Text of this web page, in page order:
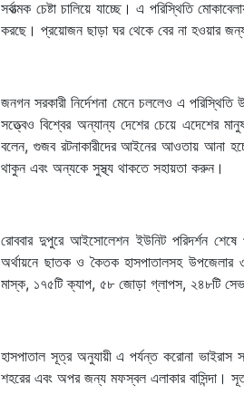
সর্বাত্মক চেষ্টা চালিয়ে যাচ্ছে। এ পরিস্থিতি
করছে। প্রয়োজন ছাড়া ঘর থেকে বের না হওয়ার
জনগন সরকারী নির্দেশনা মেনে চললেও এ
সত্ত্বেও বিশ্বের অন্যান্য দেশের চেয়ে এদেশের
বলেন, গুজব রটনাকারীদের আইনের আওতায় আনা
থাকুন এবং অন্যকে সুস্থ্য থাকতে সহায়তা করুন।
রোববার দুপুরে আইসোলেশন ইউনিট পরিদর্শন
অর্থায়নে ছাতক ও কৈতক হাসপাতালসহ উপজেলার
মাস্ক, ১৭৫টি ক্যাপ, ৫৮ জোড়া গ্লাপস, ২৪৮টি
হাসপাতাল সূত্র অনুযায়ী এ পর্যন্ত করোনা
শহরের এবং অপর জন্য মফস্বল এলাকার বাসিন্দা।